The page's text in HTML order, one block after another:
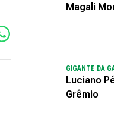
Magali
GIGANTE DA
Luciano
Grêmio